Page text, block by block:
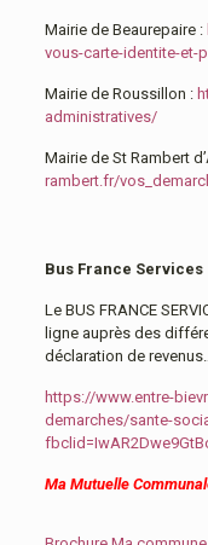
Mairie de Beaurepaire :
vous-carte-identite-et-
Mairie de Roussillon :
administratives/
Mairie de St Rambert
rambert.fr/
Bus France Services
Le BUS FRANCE
ligne auprès des
déclaration de revenus…
https://www.entre-
demarches/sante-
Ma Mutuelle